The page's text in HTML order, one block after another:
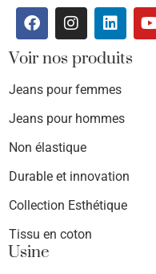
Voir nos produits
Jeans pour femmes
Jeans pour hommes
Non élastique
Durable et innovation
Collection Esthétique
Tissu en coton
Usine